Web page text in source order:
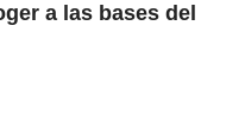
a las bases del